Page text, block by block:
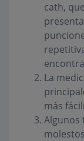
cath,
La
más
Algunos